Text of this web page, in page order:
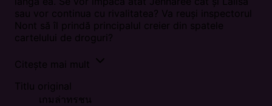
sau vor continua cu rivalitatea? Va reuși inspectorul
Nont să îl prindă principalul creier din spatele
cartelului de droguri?
Citește mai mult
Titlu original
เกมล่าทรชน